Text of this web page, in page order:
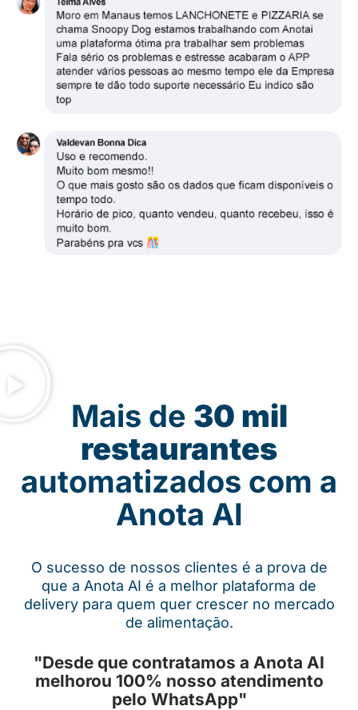
Mais de 30 mil
restaurantes
automatizados com a
Anota AI
O sucesso de nossos clientes é a prova de
que a Anota AI é a melhor plataforma de
delivery para quem quer crescer no mercado
de alimentação.
"Desde que contratamos a Anota AI
melhorou 100% nosso atendimento
pelo WhatsApp"